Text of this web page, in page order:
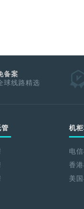
备案
球线路精选
管 机
电
香
美